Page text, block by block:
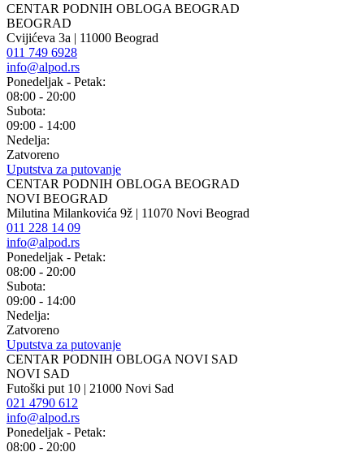
CENTAR PODNIH OBLOGA BEOGRAD
BEOGRAD
Cvijićeva 3a | 11000 Beograd
011 749 6928
info@alpod.rs
Ponedeljak - Petak:
08:00 - 20:00
Subota:
09:00 - 14:00
Nedelja:
Zatvoreno
Uputstva za putovanje
CENTAR PODNIH OBLOGA BEOGRAD
NOVI BEOGRAD
Milutina Milankovića 9ž | 11070 Novi Beograd
011 228 14 09
info@alpod.rs
Ponedeljak - Petak:
08:00 - 20:00
Subota:
09:00 - 14:00
Nedelja:
Zatvoreno
Uputstva za putovanje
CENTAR PODNIH OBLOGA NOVI SAD
NOVI SAD
Futoški put 10 | 21000 Novi Sad
021 4790 612
info@alpod.rs
Ponedeljak - Petak:
08:00 - 20:00